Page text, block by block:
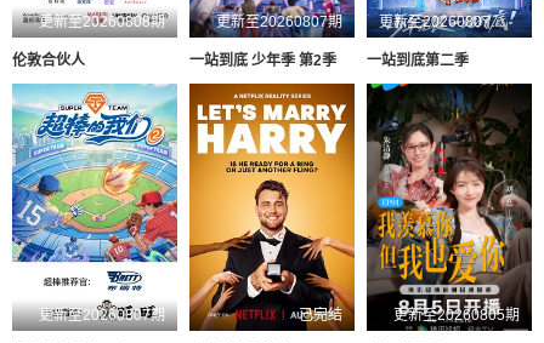
更新至20260808期
伦敦合伙人
更新至20260807期
一站到底 少年季 第2季
更新至20260807第1期
一站到底第二季
更新至20260807期 已完结 更新至20260805期